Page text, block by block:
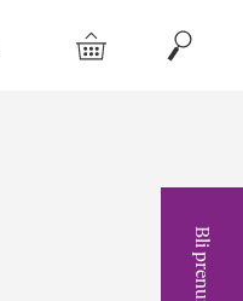
Varukorg Sök